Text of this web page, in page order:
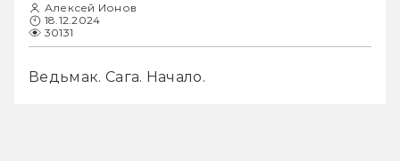
Алексей Ионов
18.12.2024
30131
Ведьмак. Сага. Начало.